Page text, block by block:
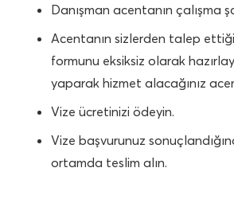
Danışman acentanın çalışma
Acentanın sizlerden talep
formunu eksiksiz olarak
yaparak hizmet alacağınız
Vize ücretinizi ödeyin.
Vize başvurunuz
ortamda teslim alın.